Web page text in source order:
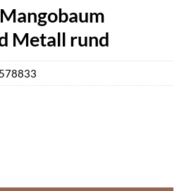
Metall rund